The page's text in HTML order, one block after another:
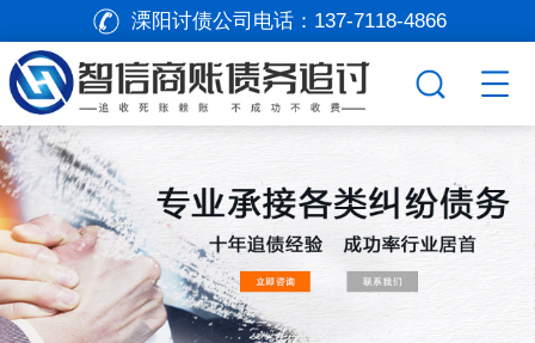
溧阳讨债公司电话： 137-7118-4866